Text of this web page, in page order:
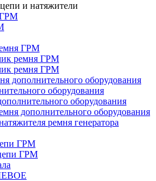
и натяжители
ГРМ
ремня ГРМ
ремня ГРМ
дополнительного оборудования
оборудования
оборудования
дополнительного оборудования
ремня генератора
ГРМ
ГРМ